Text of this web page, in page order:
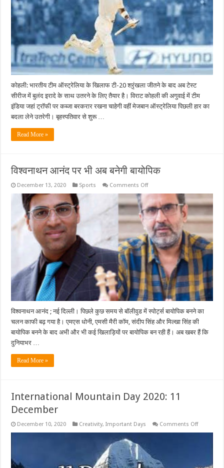
कोहली: भारतीय टीम ऑस्ट्रेलिया के खिलाफ टी-20 श्रृंखला जीतने के बाद अब टेस्ट
सीरीज में बुलंद इरादे के साथ उतरने के लिए तैयार है। विराट कोहली की अगुवाई में टीम
इंडिया जहां ट्रॉफी पर कब्जा बरकरार रखना चाहेगी वहीं मेजबान ऑस्ट्रेलिया पिछली हार का
बदला लेने उतरेगी। बृहस्पतिवार से शुरू …
Read More »
विश्वनाथन आनंद पर भी अब बनेगी बायोपिक
December 13, 2020 Sports Comments Offon
आनंद
पर
भी
अब
बनेगी
बायोपिक
विश्वनाथन आनंद ; नई दिल्‍ली। पिछले कुछ समय से बॉलीवुड में स्पोर्ट्स बायोपिक बनने का
चलन काफी बढ़ गया है। एमएस धोनी, एमसी मैरी कॉम, संदीप सिंह और मिल्खा सिंह की
बायोपिक बनने के बाद अभी और भी कई खिलाड़ियों पर बायोपिक बन रही हैं। अब खबर हैं कि
दुनियाभर …
Read More »
International Mountain Day 2020: 11
December
December 10, 2020 Creativity,Important Days Comments Offon